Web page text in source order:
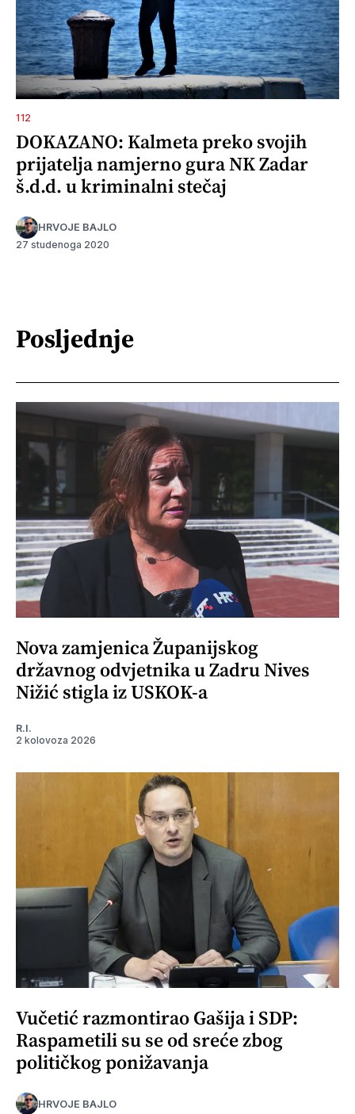
112
DOKAZANO: Kalmeta preko svojih
prijatelja namjerno gura NK Zadar
š.d.d. u kriminalni stečaj
HRVOJE BAJLO
27 studenoga 2020
Posljednje
Nova zamjenica Županijskog
državnog odvjetnika u Zadru Nives
Nižić stigla iz USKOK-a
R.I.
2 kolovoza 2026
Vučetić razmontirao Gašija i SDP:
Raspametili su se od sreće zbog
političkog ponižavanja
HRVOJE BAJLO